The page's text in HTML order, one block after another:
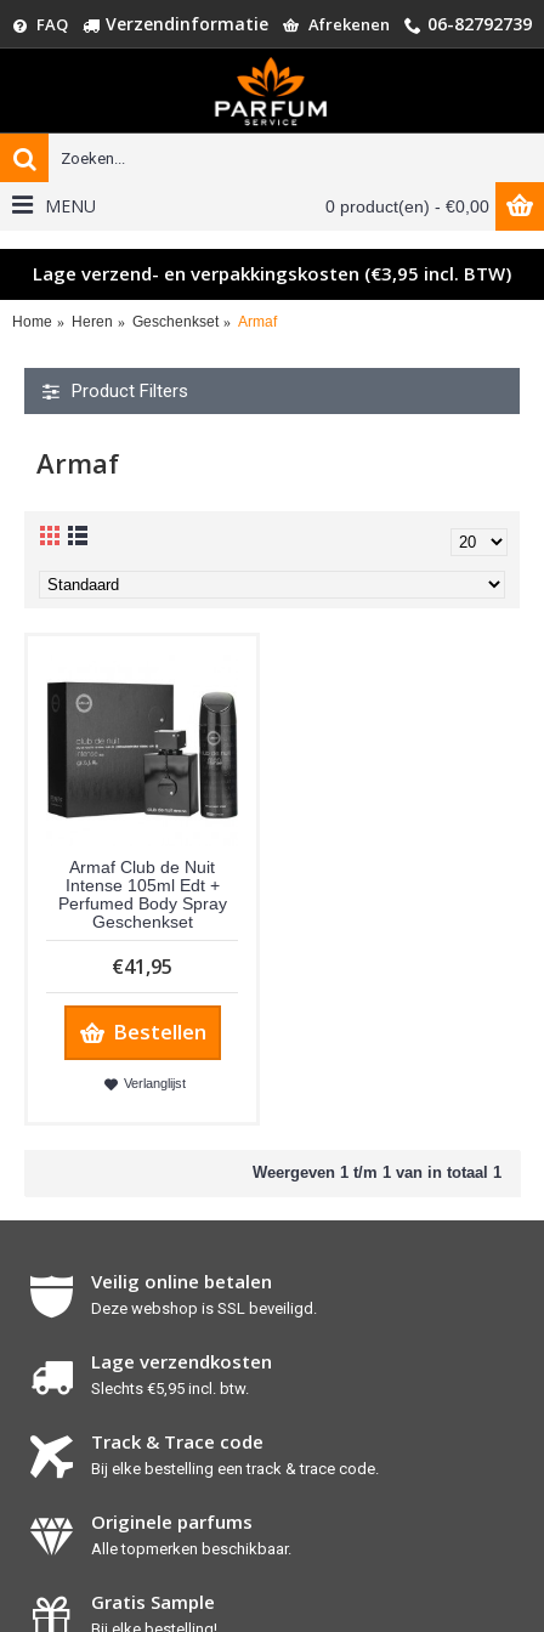
FAQ Verzendinformatie Afrekenen 06-82792739
0 product(en) - €0,00
MENU
Lage verzend- en verpakkingskosten (€3,95 incl. BTW)
Home Heren Geschenkset Armaf
Product Filters
Armaf
Armaf Club de Nuit
Intense 105ml Edt +
Perfumed Body Spray
Geschenkset
€41,95
Bestellen
Verlanglijst
Weergeven 1 t/m 1 van in totaal 1
Veilig online betalen
Deze webshop is SSL beveiligd.
Lage verzendkosten
Slechts €5,95 incl. btw.
Track & Trace code
Bij elke bestelling een track & trace code.
Originele parfums
Alle topmerken beschikbaar.
Gratis Sample